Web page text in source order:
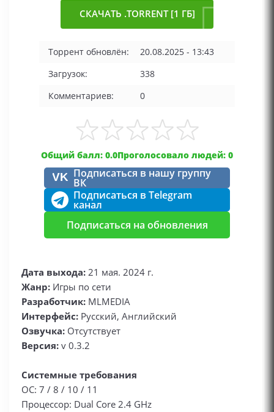
СКАЧАТЬ .TORRENT [1 ГБ]
Торрент обновлён:
20.08.2025 - 13:43
Загрузок:
338
Комментариев:
0
Общий балл: 0.0Проголосовало людей: 0
VK Подписаться в нашу группу
ВК
Подписаться в Telegram
канал
Подписаться на обновления
Дата выхода: 21 мая. 2024 г.
Жанр: Игры по сети
Разработчик: MLMEDIA
Интерфейс: Русский, Английский
Озвучка: Отсутствует
Версия: v 0.3.2
Системные требования
ОС: 7 / 8 / 10 / 11
Процессор: Dual Core 2.4 GHz